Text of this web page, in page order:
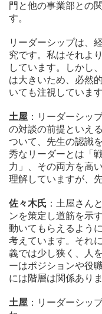
門と他の事業部との
す。
リーダーシップは、
究です。私はそれよ
しています。しかし
は大きいため、必然
いても注視しています
土屋 ：リーダーシッ
の対談の前提といえ
ついて、先生の認識
秀なリーダーとは「
力」、その両方を高
理解していますが、
佐々木氏 ：土屋さん
ンを策定し道筋を示
動いてもらえるよう
考えています。それ
義では少し狭く、人
ーはポジションや役
には階層は関係ありま
土屋 ：リーダーシッ